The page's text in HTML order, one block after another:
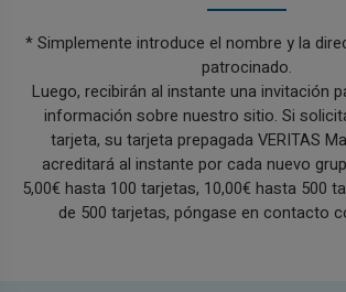
* Simplemente introduce el nombre y la
patrocinado.
Luego, recibirán al instante una invitación
información sobre nuestro sitio. Si
tarjeta, su tarjeta prepagada VERITAS
acreditará al instante por cada nuevo
5,00€ hasta 100 tarjetas, 10,00€ hasta 500
de 500 tarjetas, póngase en contacto